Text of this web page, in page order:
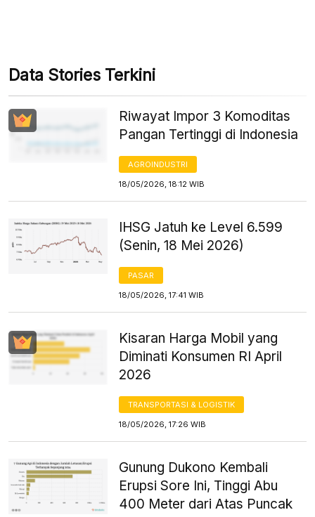
Data Stories Terkini
Riwayat Impor 3 Komoditas
Pangan Tertinggi di Indonesia
AGROINDUSTRI
18/05/2026, 18:12 WIB
IHSG Jatuh ke Level 6.599
(Senin, 18 Mei 2026)
PASAR
18/05/2026, 17:41 WIB
Kisaran Harga Mobil yang
Diminati Konsumen RI April
2026
TRANSPORTASI & LOGISTIK
18/05/2026, 17:26 WIB
Gunung Dukono Kembali
Erupsi Sore Ini, Tinggi Abu
400 Meter dari Atas Puncak